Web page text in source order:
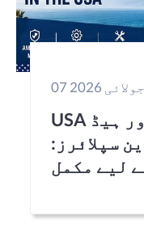
07 جولائی 2026
USA میں سرفہرست 10 اوور ہیڈ
سپلائرز:
لیے مکمل